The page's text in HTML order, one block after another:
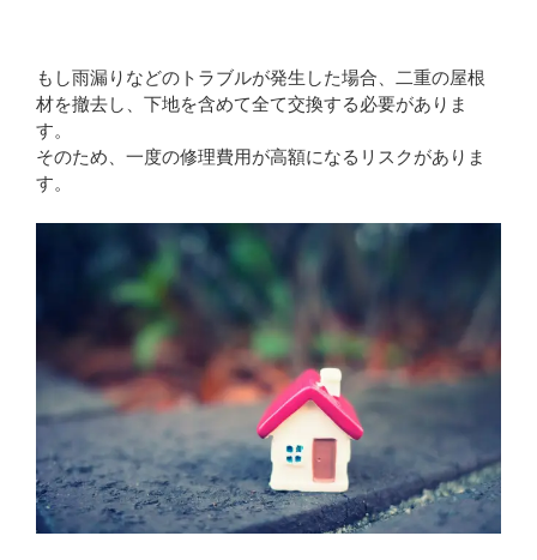
もし雨漏りなどのトラブルが発生した場合、二重の屋根
材を撤去し、下地を含めて全て交換する必要がありま
す。
そのため、一度の修理費用が高額になるリスクがありま
す。